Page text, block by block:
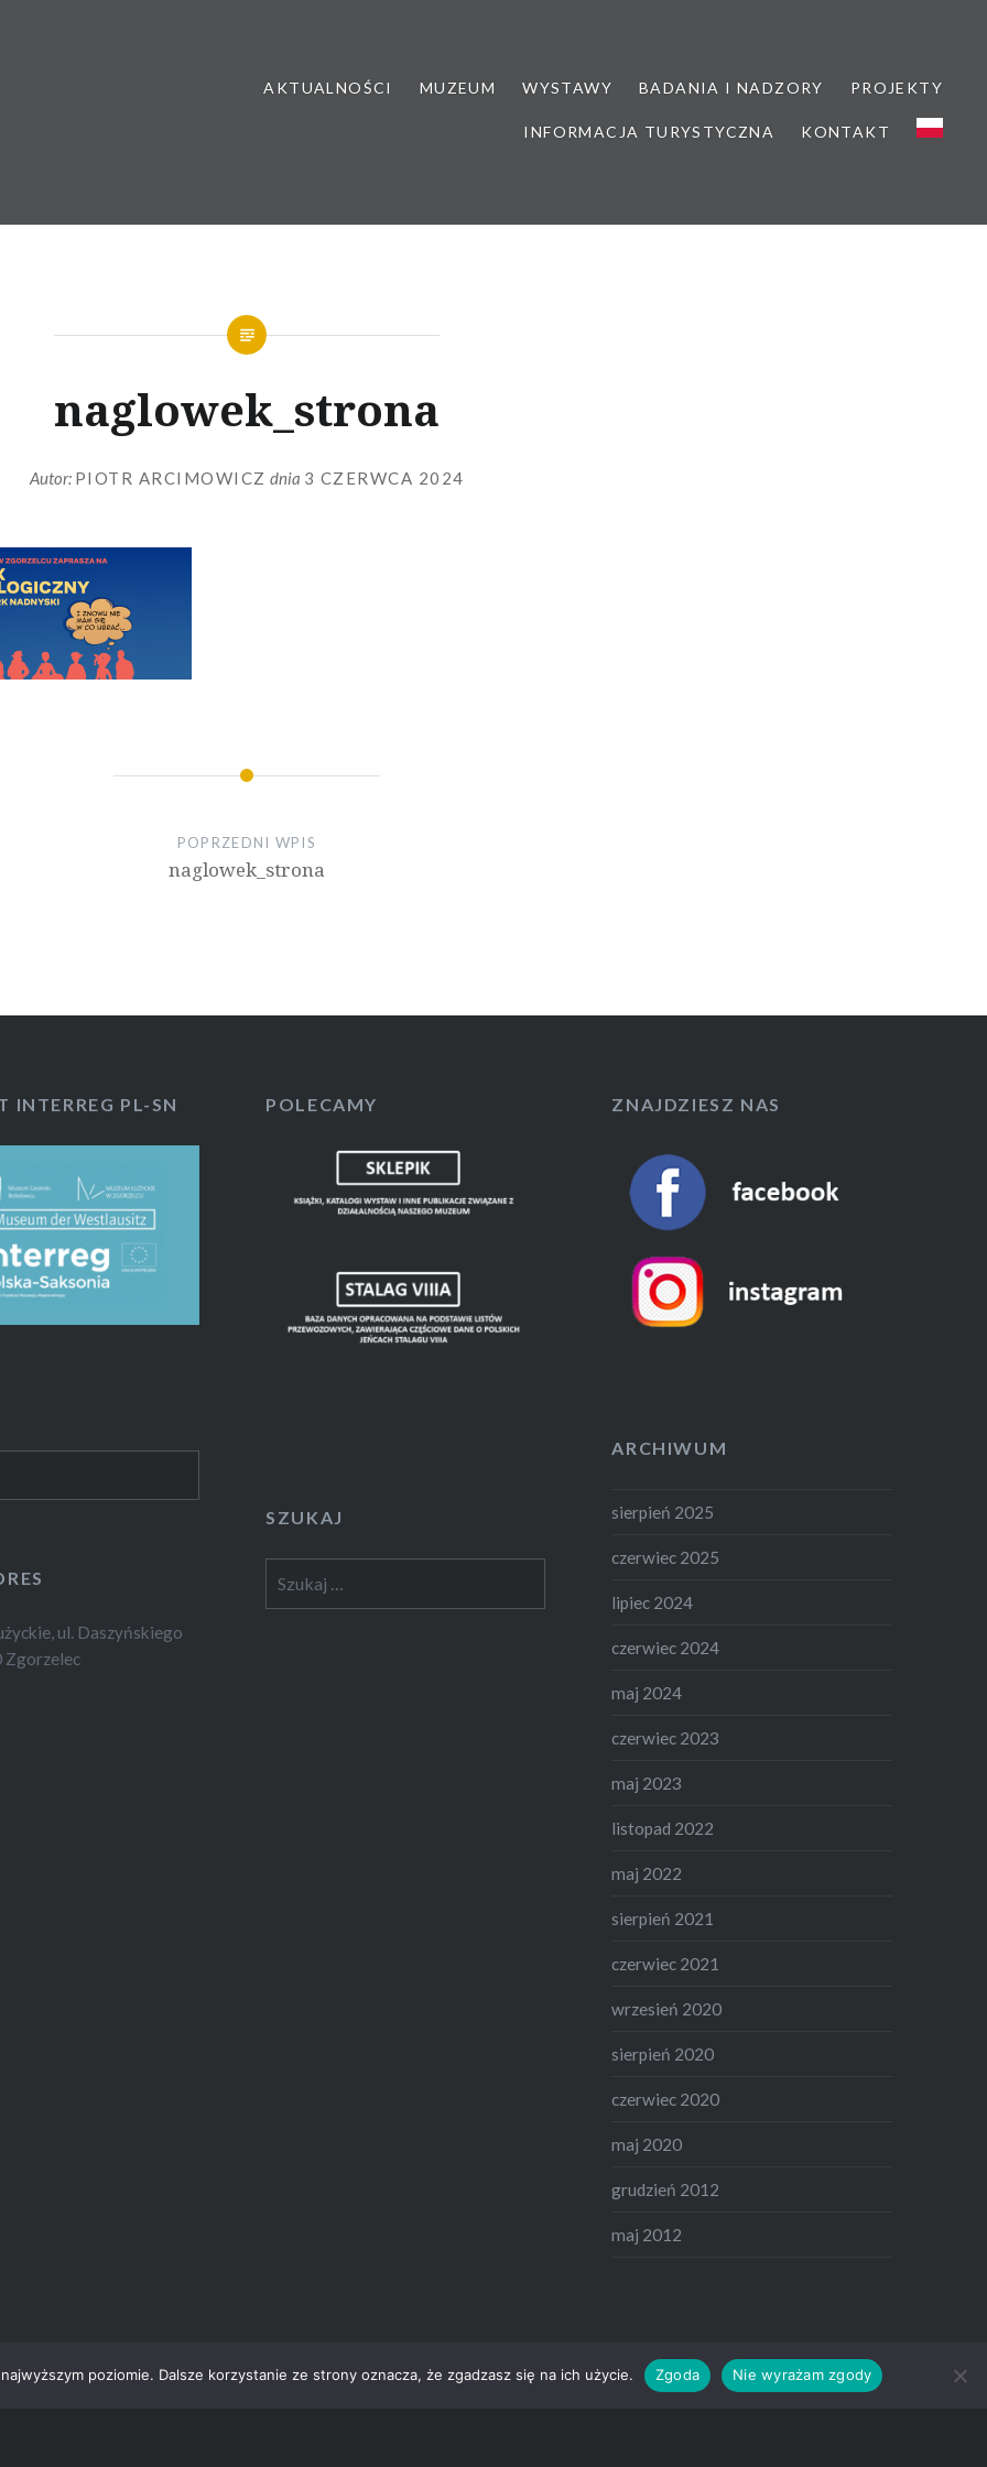
AKTUALNOŚCI MUZEUM WYSTAWY BADANIA I NADZORY PROJEKTY
INFORMACJA TURYSTYCZNA KONTAKT
naglowek_strona
Autor: PIOTR ARCIMOWICZ dnia 3 CZERWCA 2024
POPRZEDNI WPIS
naglowek_strona
INTERREG PL-SN POLECAMY ZNAJDZIESZ NAS
ARCHIWUM
sierpień 2025
czerwiec 2025
lipiec 2024
czerwiec 2024
maj 2024
czerwiec 2023
maj 2023
listopad 2022
maj 2022
sierpień 2021
czerwiec 2021
wrzesień 2020
sierpień 2020
czerwiec 2020
maj 2020
grudzień 2012
maj 2012
SZUKAJ
ul. Daszyńskiego
Zgorzelec
poziomie. Dalsze korzystanie ze strony oznacza, że zgadzasz się na ich użycie. Zgoda Nie wyrażam zgody